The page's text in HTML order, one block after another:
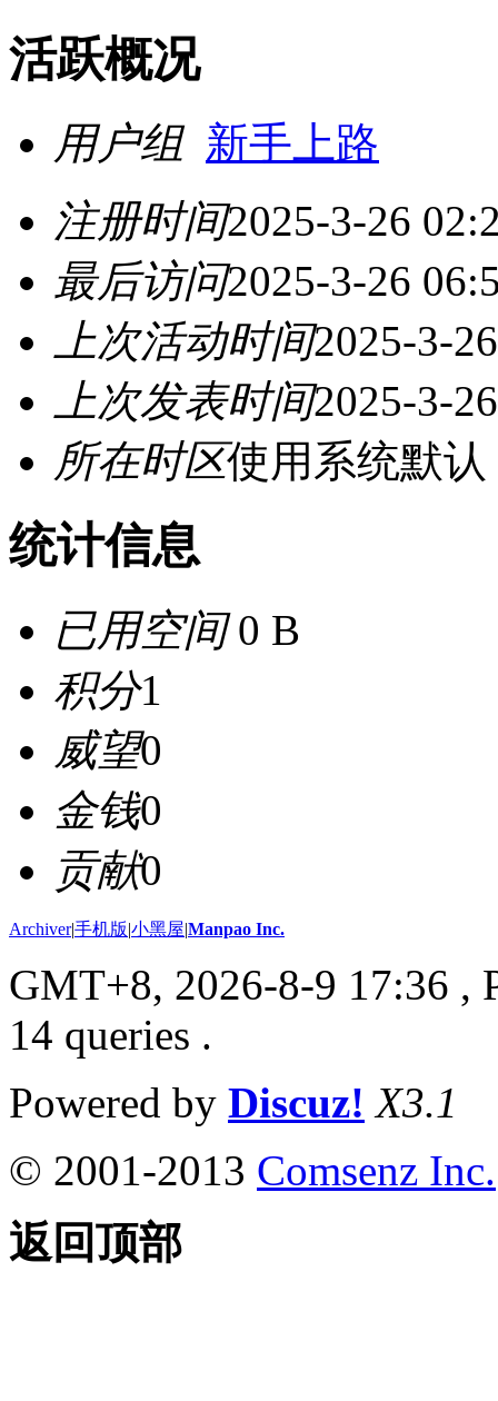
活跃概况
用户组 新手上路
注册时间2025-3-26
最后访问2025-3-26
上次活动时间2025-3-
上次发表时间2025-3-
所在时区使用系统默认
统计信息
已用空间0 B
积分1
威望0
金钱0
贡献0
Archiver|手机版|小黑屋|Manpao Inc.
GMT+8, 2026-8-9 17:36 ,
14 queries .
Powered by Discuz! X3.1
© 2001-2013 Comsenz Inc.
返回顶部